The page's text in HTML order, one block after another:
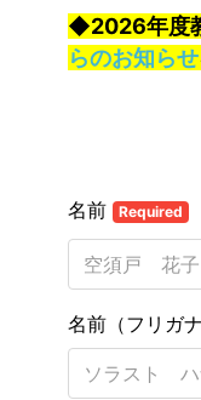
◆2026年度
らのお知らせ
名前 Required
名前（フリガ